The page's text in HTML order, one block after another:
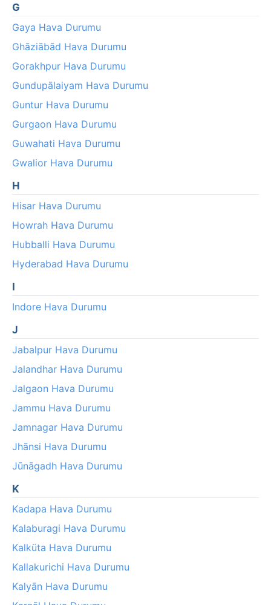
G
Gaya Hava Durumu
Ghāziābād Hava Durumu
Gorakhpur Hava Durumu
Gundupālaiyam Hava Durumu
Guntur Hava Durumu
Gurgaon Hava Durumu
Guwahati Hava Durumu
Gwalior Hava Durumu
H
Hisar Hava Durumu
Howrah Hava Durumu
Hubballi Hava Durumu
Hyderabad Hava Durumu
I
Indore Hava Durumu
J
Jabalpur Hava Durumu
Jalandhar Hava Durumu
Jalgaon Hava Durumu
Jammu Hava Durumu
Jamnagar Hava Durumu
Jhānsi Hava Durumu
Jūnāgadh Hava Durumu
K
Kadapa Hava Durumu
Kalaburagi Hava Durumu
Kalküta Hava Durumu
Kallakurichi Hava Durumu
Kalyān Hava Durumu